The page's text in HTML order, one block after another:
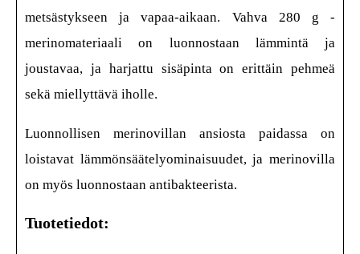
metsästykseen ja vapaa-aikaan. Vahva 280 g -
merinomateriaali on luonnostaan lämmintä ja
joustavaa, ja harjattu sisäpinta on erittäin pehmeä
sekä miellyttävä iholle.
Luonnollisen merinovillan ansiosta paidassa on
loistavat lämmönsäätelyominaisuudet, ja merinovilla
on myös luonnostaan antibakteerista.
Tuotetiedot: